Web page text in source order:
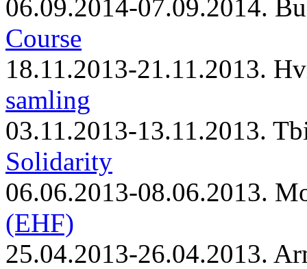
06.09.2014-07.09.2014.
Course
18.11.2013-21.11.2013.
samling
03.11.2013-13.11.2013.
Solidarity
06.06.2013-08.06.2013.
(EHF)
25.04.2013-26.04.2013.